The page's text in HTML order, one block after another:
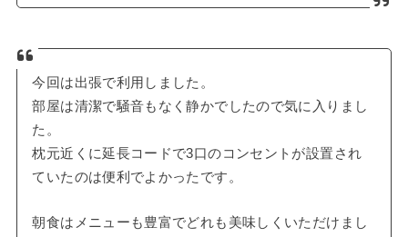
今回は出張で利用しました。
部屋は清潔で騒音もなく静かでしたので気に入りまし
た。
枕元近くに延長コードで3口のコンセントが設置され
ていたのは便利でよかったです。
朝食はメニューも豊富でどれも美味しくいただけまし